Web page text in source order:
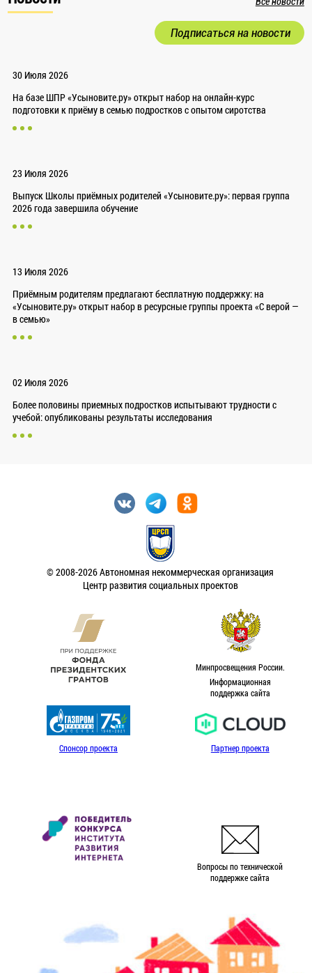
Подписаться на новости
30 Июля 2026
На базе ШПР «Усыновите.ру» открыт набор на онлайн-курс
подготовки к приёму в семью подростков с опытом сиротства
23 Июля 2026
Выпуск Школы приёмных родителей «Усыновите.ру»: первая группа
2026 года завершила обучение
13 Июля 2026
Приёмным родителям предлагают бесплатную поддержку: на
«Усыновите.ру» открыт набор в ресурсные группы проекта «С верой —
в семью»
02 Июля 2026
Более половины приемных подростков испытывают трудности с
учебой: опубликованы результаты исследования
© 2008-2026 Автономная некоммерческая организация
Центр развития социальных проектов
Минпросвещения России.
Информационная
поддержка сайта
Спонсор проекта Партнер проекта
Вопросы по технической
поддержке сайта